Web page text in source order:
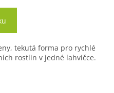
tekutá forma pro rychlé
rostlin v jedné lahvičce.